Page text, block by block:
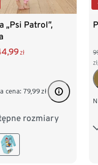
„Psi Patrol”,
zł
cena: 79,99zł
rozmiary
98/104